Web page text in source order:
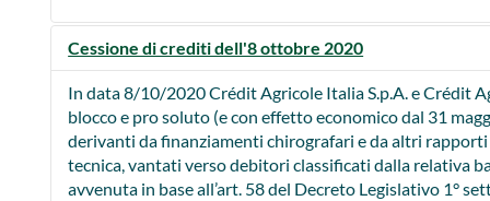
Cessione di crediti dell'8 ottobre 2020
In data 8/10/2020 Crédit Agricole Italia S.p.A. e Crédit
blocco e pro soluto (e con effetto economico dal 31
derivanti da finanziamenti chirografari e da altri
tecnica, vantati verso debitori classificati dalla relativa
avvenuta in base all’art. 58 del Decreto Legislativo 1°